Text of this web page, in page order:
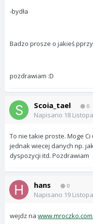
-bydła
Badzo prosze o jakieś
pozdrawiam :D
Scoia_tael 0
Napisano 18
To nie takie proste. Moge
jednak wiecej danych np.
dyspozycji itd. Pozdrawiam
hans 0
Napisano 19
wejdz na